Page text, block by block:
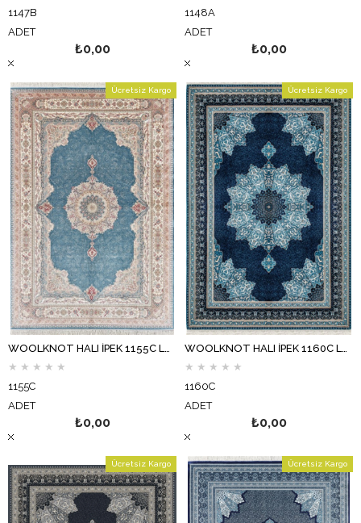
1147B
ADET
₺0,00
1148A
ADET
₺0,00
WOOLKNOT HALI İPEK 1155C LACİVERT KREM
★ ★ ★ ★ ★
1155C
ADET
₺0,00
Ücretsiz Kargo
WOOLKNOT HALI İPEK 1160C LACİVERT KOYU MAVİ
★ ★ ★ ★ ★
1160C
ADET
₺0,00
Ücretsiz Kargo
Ücretsiz Kargo Ücretsiz Kargo